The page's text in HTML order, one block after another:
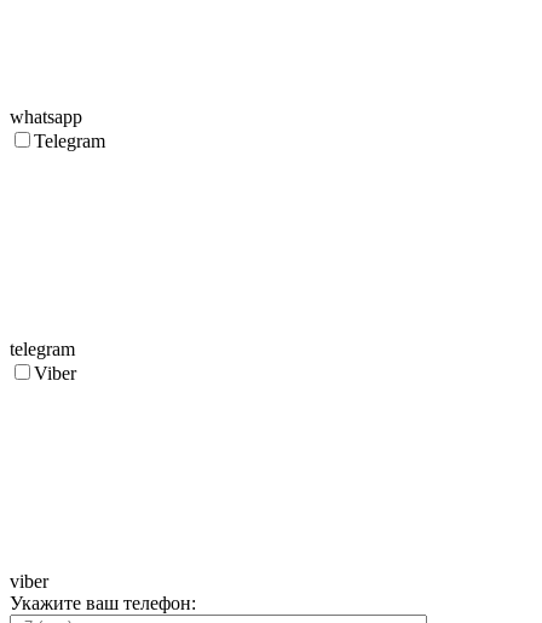
whatsapp
Telegram
telegram
Viber
viber
Укажите ваш телефон: